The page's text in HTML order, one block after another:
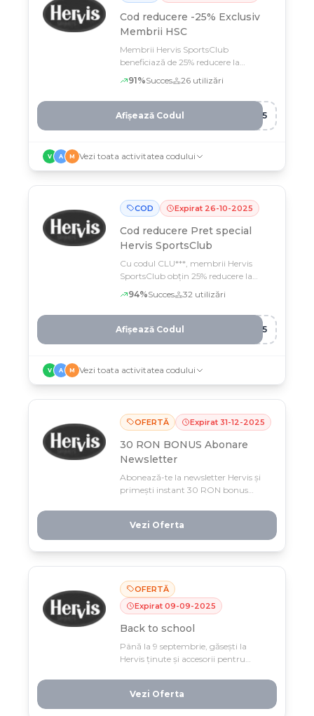
Cod reducere -25% Exclusiv
Membrii HSC
Membrii Hervis SportsClub
beneficiază de 25% reducere la
îmbrăcăminte cu codul CLU*** până
pe 26 octombrie
91%Succes 26 utilizări
B25
Afișează Codul
V A M Vezi toata activitatea codului
COD Expirat 26-10-2025
Cod reducere Pret special
Hervis SportsClub
Cu codul CLU***, membrii Hervis
SportsClub obțin 25% reducere la
îmbrăcăminte selectată până pe 26
94%Succes 32 utilizări
B15
Afișează Codul
V A M Vezi toata activitatea codului
OFERTĂ Expirat 31-12-2025
30 RON BONUS Abonare
Newsletter
Abonează-te la newsletter Hervis și
primești instant 30 RON bonus
economisește imediat pe articolele
tale preferate din magazinul online!
Vezi Oferta
OFERTĂ
Expirat 09-09-2025
Back to school
Până la 9 septembrie, găsești la
Hervis ținute și accesorii pentru
și online — noul an școlar te așteaptă
cu oferte care sună a victorie!
Vezi Oferta